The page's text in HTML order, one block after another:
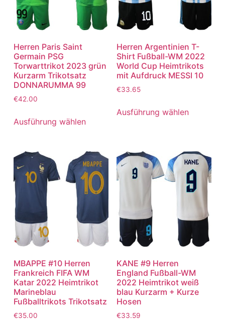
Herren Paris Saint
Germain PSG
Torwarttrikot 2023 grün
Kurzarm Trikotsatz
DONNARUMMA 99
€42.00
Ausführung wählen
Herren Argentinien T-
Shirt Fußball-WM 2022
World Cup Heimtrikots
mit Aufdruck MESSI 10
€33.65
Ausführung wählen
MBAPPE #10 Herren
Frankreich FIFA WM
Katar 2022 Heimtrikot
Marineblau
Fußballtrikots Trikotsatz
€35.00
KANE #9 Herren
England Fußball-WM
2022 Heimtrikot weiß
blau Kurzarm + Kurze
Hosen
€33.59